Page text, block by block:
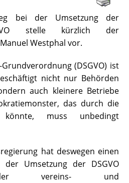
bei der Umsetzung der
stelle kürzlich der
Westphal vor.
(DSGVO) ist
nicht nur Behörden
auch kleinere Betriebe
das durch die
könnte, muss unbedingt
hat deswegen einen
Umsetzung der DSGVO
der vereins- und